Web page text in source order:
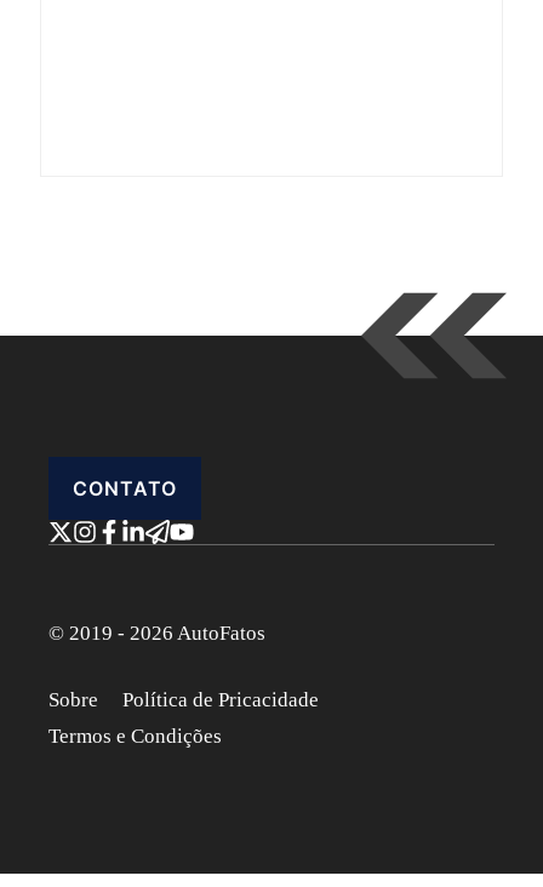
CONTATO
© 2019 - 2026 AutoFatos
Sobre
Política de Pricacidade
Termos e Condições